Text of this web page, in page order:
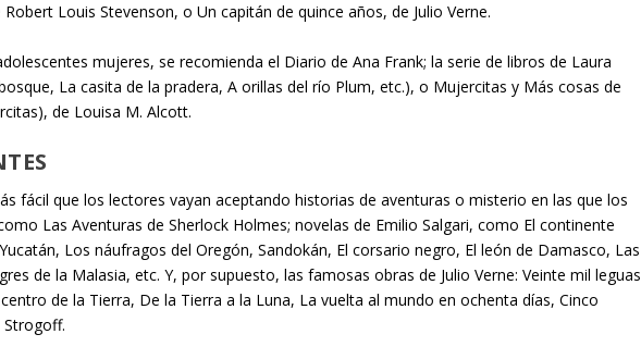
Louis Stevenson, o Un capitán de quince años, de Julio Verne.
mujeres, se recomienda el Diario de Ana Frank; la serie de libros de Laura
La casita de la pradera, A orillas del río Plum, etc.), o Mujercitas y Más cosas de
de Louisa M. Alcott.
fácil que los lectores vayan aceptando historias de aventuras o misterio en las que los
Las Aventuras de Sherlock Holmes; novelas de Emilio Salgari, como El continente
Los náufragos del Oregón, Sandokán, El corsario negro, El león de Damasco, Las
de la Malasia, etc. Y, por supuesto, las famosas obras de Julio Verne: Veinte mil leguas
de la Tierra, De la Tierra a la Luna, La vuelta al mundo en ochenta días, Cinco